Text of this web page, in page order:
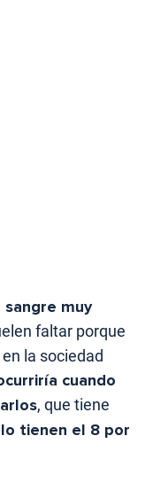
muy
faltar porque
la sociedad
cuando
, que tiene
tienen el 8 por